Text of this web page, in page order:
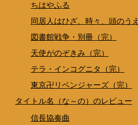
ちはやふる
同居人はひざ、時々、頭のうえ
図書館戦争・別冊（完）
天使がのぞきみ（完）
テラ・インコグニタ（完）
東京卍リベンジャーズ（完）
タイトル名（な～の）のレビュー
信長協奏曲